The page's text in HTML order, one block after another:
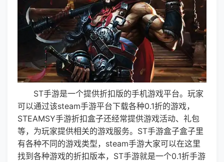
ST手游是一个提供折扣版的手机游戏平台。玩家
可以通过该steam手游平台下载各种0.1折的游戏，
STEAMSY手游折扣盒子还经常提供游戏活动、礼包
等，为玩家提供相关的游戏服务。ST手游盒子盒子里
有各种不同的游戏类型，steam手游大家可以在这里
找到各种游戏的折扣版本，ST手游就是一个0.1折手游